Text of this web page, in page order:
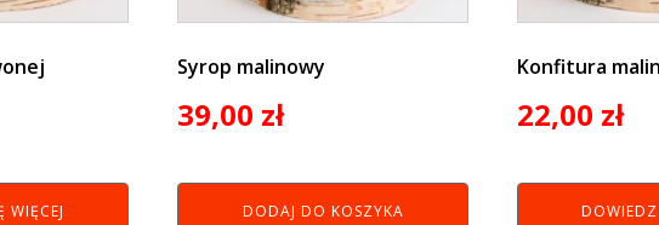
WIĘCEJ
Syrop malinowy
39,00 zł
DODAJ DO KOSZYKA
Konfitura
22,00 zł
DOWIEDZ